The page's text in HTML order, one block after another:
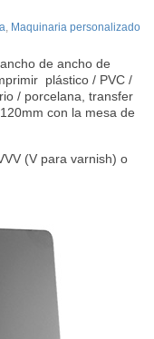
, Maquinaria personalizado
de ancho de
plástico / PVC /
/ porcelana, transfer
con la mesa de
(V para varnish) o